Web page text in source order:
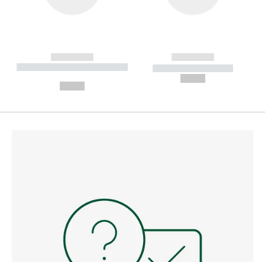
------------
----------- ----------- --------
------------
----------- -----------